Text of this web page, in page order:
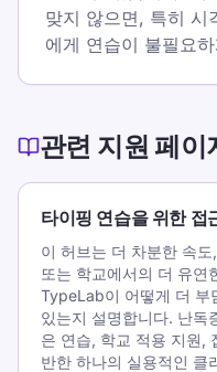
맞지 않으면, 특히 시
에게 연습이 불필요
관련 지원 페이
타이핑 연습을 위한 접
이 허브는 더 차분한 속
또는 학교에서의 더 유연
TypeLab이 어떻게 더 부
있는지 설명합니다. 난독
은 연습, 학교 적용 지원,
반한 하나의 실용적인 클